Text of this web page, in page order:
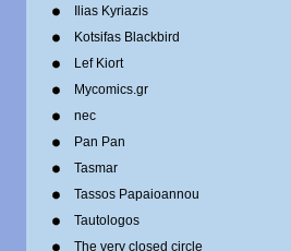
Ilias Kyriazis
Kotsifas Blackbird
Lef Kiort
Mycomics.gr
nec
Pan Pan
Tasmar
Tassos Papaioannou
Tautologos
The very closed circle